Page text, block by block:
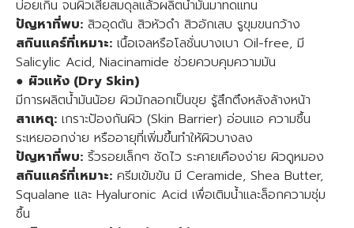
บ่อยเกิน จนผิวเสียสมดุลแล้วผลิตน้ำมันมาทดแทน
ปัญหาที่พบ: สิวอุดตัน สิวหัวดำ สิวอักเสบ รูขุมขนกว้าง
สกินแคร์ที่เหมาะ: เนื้อเจลหรือโลชั่นบางเบา Oil-free, มี
Salicylic Acid, Niacinamide ช่วยควบคุมความมัน
● ผิวแห้ง (Dry Skin)
มีการผลิตน้ำมันน้อย ผิวมักลอกเป็นขุย รู้สึกตึงหลังล้างหน้า
สาเหตุ: เกราะป้องกันผิว (Skin Barrier) อ่อนแอ ความชื้น
ระเหยออกง่าย หรืออายุที่เพิ่มขึ้นทำให้ผิวบางลง
ปัญหาที่พบ: ริ้วรอยเล็กๆ ชัดไว ระคายเคืองง่าย ผิวดูหมอง
สกินแคร์ที่เหมาะ: ครีมเข้มข้น มี Ceramide, Shea Butter,
Squalane และ Hyaluronic Acid เพื่อเติมน้ำและล็อกความชุ่ม
ชื้น